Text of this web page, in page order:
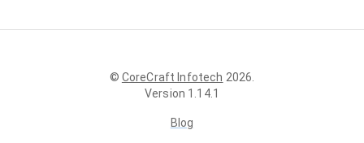
© CoreCraft Infotech 2026
Version 1.14.1
Blog